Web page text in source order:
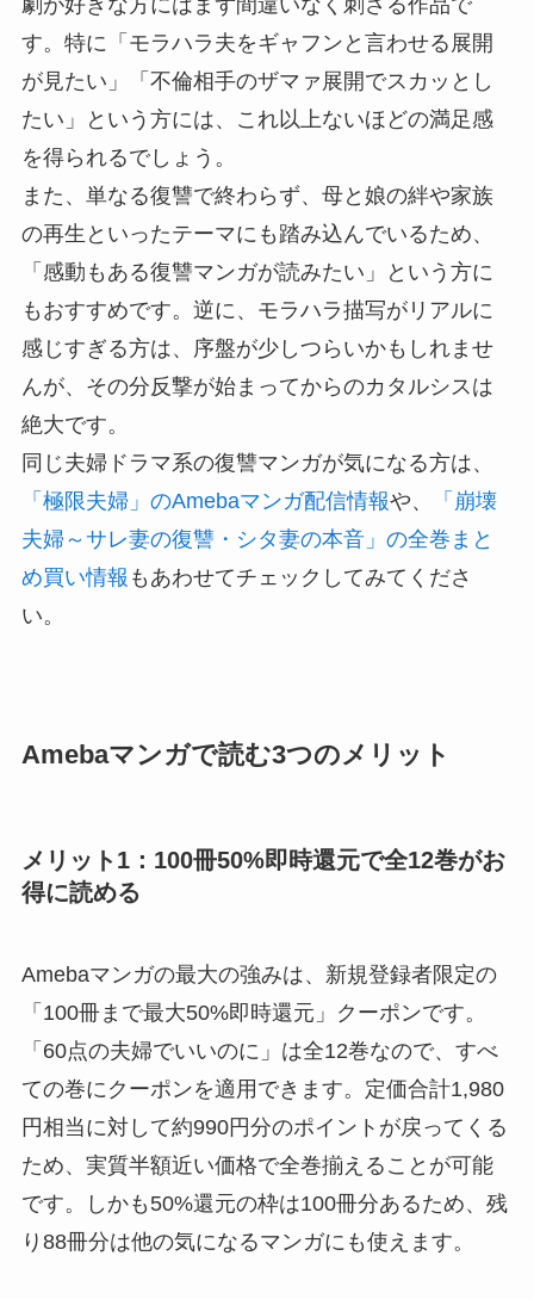
劇が好きな方にはまず間違いなく刺さる作品で
す。特に「モラハラ夫をギャフンと言わせる展開
が見たい」「不倫相手のザマァ展開でスカッとし
たい」という方には、これ以上ないほどの満足感
を得られるでしょう。
また、単なる復讐で終わらず、母と娘の絆や家族
の再生といったテーマにも踏み込んでいるため、
「感動もある復讐マンガが読みたい」という方に
もおすすめです。逆に、モラハラ描写がリアルに
感じすぎる方は、序盤が少しつらいかもしれませ
んが、その分反撃が始まってからのカタルシスは
絶大です。
同じ夫婦ドラマ系の復讐マンガが気になる方は、
「極限夫婦」のAmebaマンガ配信情報や、
「崩壊
夫婦～サレ妻の復讐・シタ妻の本音」の全巻まと
め買い情報 もあわせてチェックしてみてくださ
い。
Amebaマンガで読む3つのメリット
メリット1：100冊50%即時還元で全12巻がお
得に読める
Amebaマンガの最大の強みは、新規登録者限定の
「100冊まで最大50%即時還元」クーポンです。
「60点の夫婦でいいのに」は全12巻なので、すべ
ての巻にクーポンを適用できます。定価合計1,980
円相当に対して約990円分のポイントが戻ってくる
ため、実質半額近い価格で全巻揃えることが可能
です。しかも50%還元の枠は100冊分あるため、残
り88冊分は他の気になるマンガにも使えます。